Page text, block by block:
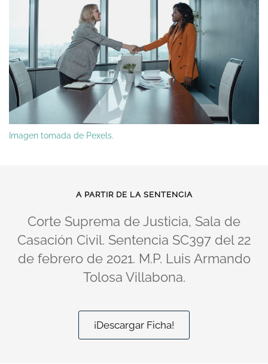
Imagen tomada de Pexels.
A PARTIR DE LA SENTENCIA
Corte Suprema de Justicia, Sala de
Casación Civil. Sentencia SC397 del 22
de febrero de 2021. M.P. Luis Armando
Tolosa Villabona.
¡Descargar Ficha!